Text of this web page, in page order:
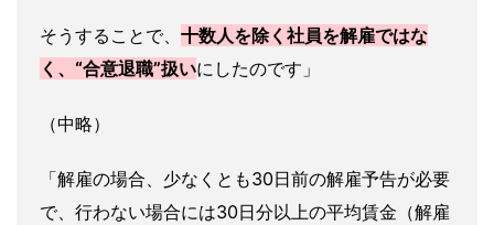
そうすることで、 十数人を除く社員を解雇ではな
く、“合意退職”扱いにしたのです」
（中略）
「解雇の場合、少なくとも30日前の解雇予告が必要
で、行わない場合には30日分以上の平均賃金（解雇